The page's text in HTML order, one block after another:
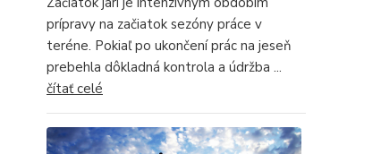
prípravy na začiatok sezóny práce v
teréne. Pokiaľ po ukončení prác na jeseň
prebehla dôkladná kontrola a údržba ...
čítať celé